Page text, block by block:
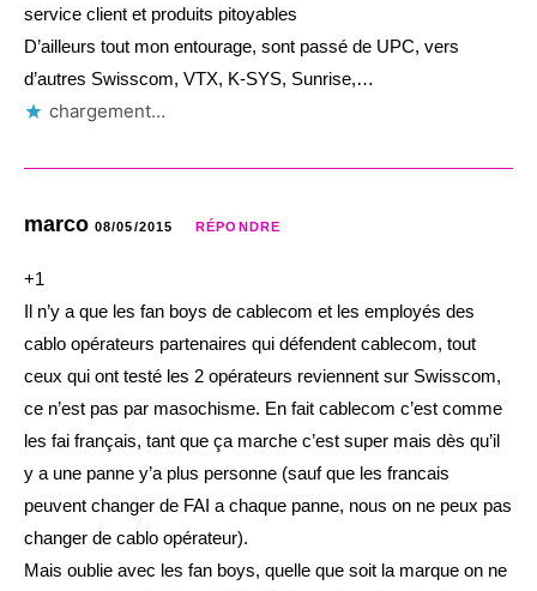
service client et produits pitoyables
D’ailleurs tout mon entourage, sont passé de UPC, vers
d’autres Swisscom, VTX, K-SYS, Sunrise,…
chargement…
marco 08/05/2015 RÉPONDRE
+1
Il n’y a que les fan boys de cablecom et les employés des
cablo opérateurs partenaires qui défendent cablecom, tout
ceux qui ont testé les 2 opérateurs reviennent sur Swisscom,
ce n’est pas par masochisme. En fait cablecom c’est comme
les fai français, tant que ça marche c’est super mais dès qu’il
y a une panne y’a plus personne (sauf que les francais
peuvent changer de FAI a chaque panne, nous on ne peux pas
changer de cablo opérateur).
Mais oublie avec les fan boys, quelle que soit la marque on ne